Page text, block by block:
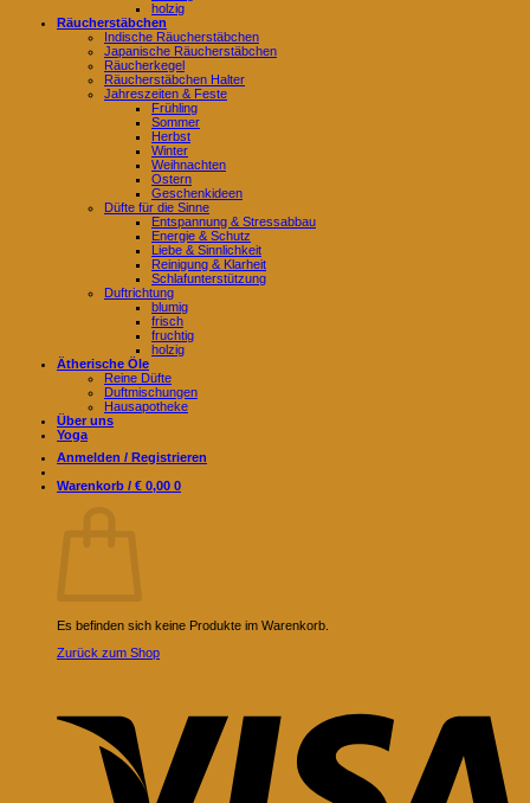
holzig
Räucherstäbchen
Indische Räucherstäbchen
Japanische Räucherstäbchen
Räucherkegel
Räucherstäbchen Halter
Jahreszeiten & Feste
Frühling
Sommer
Herbst
Winter
Weihnachten
Ostern
Geschenkideen
Düfte für die Sinne
Entspannung & Stressabbau
Energie & Schutz
Liebe & Sinnlichkeit
Reinigung & Klarheit
Schlafunterstützung
Duftrichtung
blumig
frisch
fruchtig
holzig
Ätherische Öle
Reine Düfte
Duftmischungen
Hausapotheke
Über uns
Yoga
Anmelden / Registrieren
Warenkorb / € 0,00 0
Es befinden sich keine Produkte im Warenkorb.
Zurück zum Shop